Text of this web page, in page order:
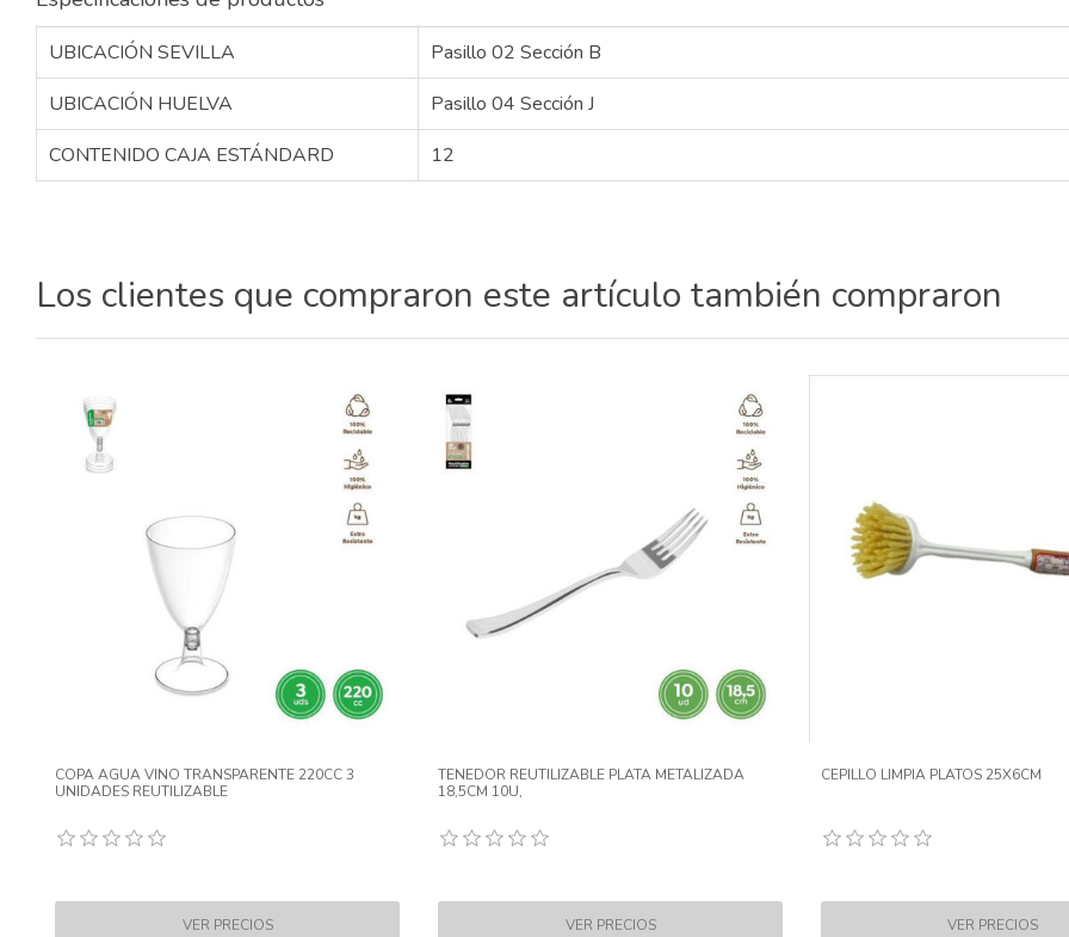
UBICACIÓN SEVILLA
Pasillo 02 Sección B
UBICACIÓN HUELVA
Pasillo 04 Sección J
CONTENIDO CAJA ESTÁNDARD
12
Los clientes que compraron este artículo también compraron
COPA AGUA VINO TRANSPARENTE 220CC 3
UNIDADES REUTILIZABLE
TENEDOR REUTILIZABLE PLATA METALIZADA
18,5CM 10U,
CEPILLO LIMPIA PLATOS 25X6CM